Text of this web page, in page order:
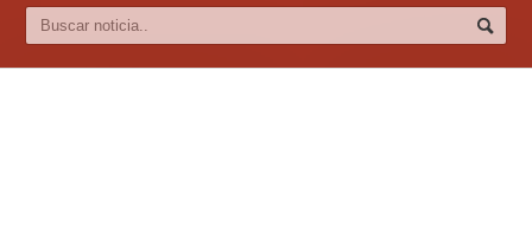
Cultura